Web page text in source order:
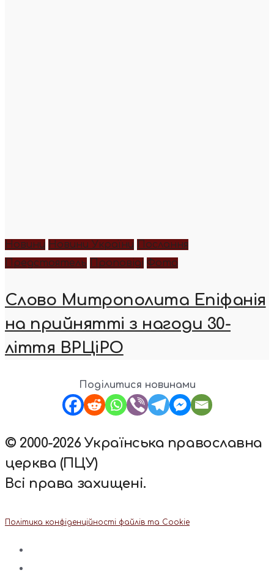
Новини Новини України
Послання
Предстоятель
Проповіді Фото
Слово Митрополита Епіфанія
на прийнятті з нагоди 30-
ліття ВРЦіРО
Поділитися новинами
© 2000-2026 Українська православна
церква (ПЦУ)
Всі права захищені.
Політика конфіденційності файлів та Cookie